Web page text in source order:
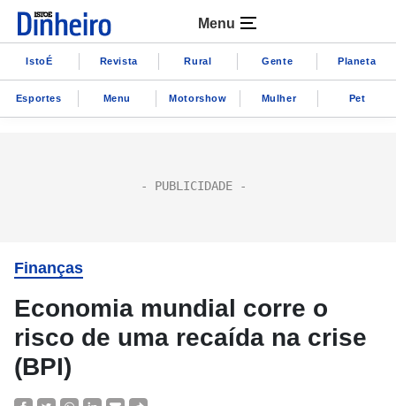
Menu
IstoÉ Revista Rural Gente Planeta
Esportes Menu Motorshow Mulher Pet
Finanças
Economia mundial corre o
risco de uma recaída na crise
(BPI)